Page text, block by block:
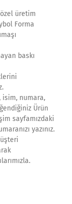
üretim
Forma
baskı
isim, numara,
Ürün
sayfamızdaki
yazınız.